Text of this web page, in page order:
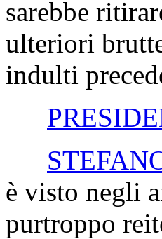
sarebbe
ulteriori
indulti
è visto negli
purtroppo